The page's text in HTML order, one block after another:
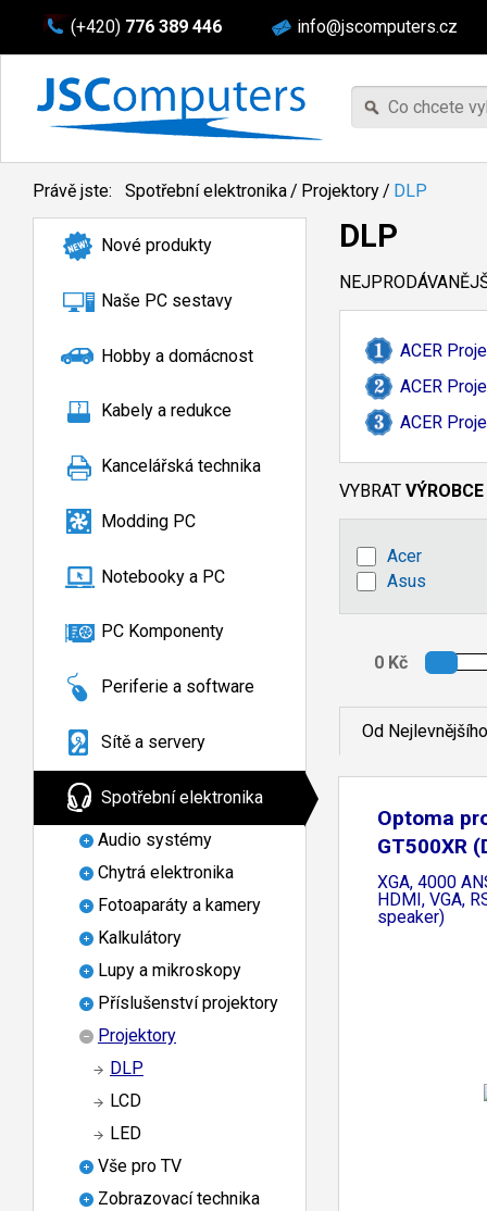
(+420) 776 389 446 info@jscomputers.cz
Právě jste: Spotřební elektronika/ Projektory/ DLP
Nové produkty
Naše PC sestavy
Hobby a domácnost
Kabely a redukce
Kancelářská technika
Modding PC
Notebooky a PC
PC Komponenty
Periferie a software
Sítě a servery
Spotřební elektronika
Audio systémy
Chytrá elektronika
Fotoaparáty a kamery
Kalkulátory
Lupy a mikroskopy
Příslušenství projektory
Projektory
DLP
LCD
LED
Vše pro TV
Zobrazovací technika
DLP
ACER
ACER
ACER
VYBRAT VÝROBCE
Acer
Asus
Od Nejlevnějšího
Optoma
GT500XR
3D,
XGA, 4000
HDMI, VGA,
speaker)